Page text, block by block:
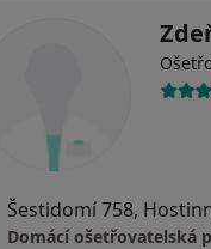
Šestidomí 758,
Domácí ošetřovatelská